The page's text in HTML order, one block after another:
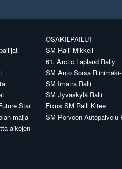
Star
malja
aikojen
OSAKILPAILUT
SM Ralli Mikkeli
61. Arctic Lapland Rally
SM Auto Sorsa
SM Imatra Ralli
SM Jyväskylä Ralli
Fixus SM Ralli Kitee
SM Porvoon Autopalvelu